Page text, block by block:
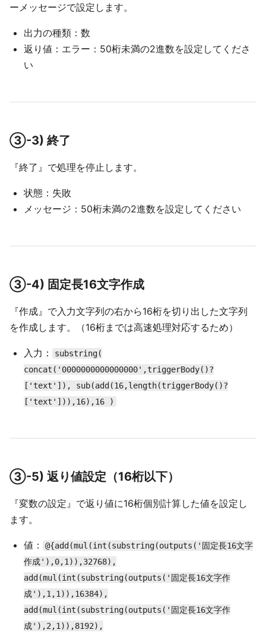
ーメッセージで設定します。
出力の種類：数
返り値：エラー：50桁未満の2進数を設定してくださ
い
③-3) 終了
『終了』で処理を停止します。
状態：失敗
メッセージ：50桁未満の2進数を設定してください
③-4) 固定長16文字作成
『作成』で入力文字列の右から16桁を切り出した文字列
を作成します。（16桁までは高速処理対応するため）
入力：
substring(
concat('0000000000000000',triggerBody()?
['text']), sub(add(16,length(triggerBody()?
['text'])),16),16 )
③-5) 返り値設定（16桁以下）
『変数の設定』で返り値に16桁個別計算した値を設定し
ます。
値：
@{add(mul(int(substring(outputs('固定長16文字
作成'),0,1)),32768),
add(mul(int(substring(outputs('固定長16文字作
成'),1,1)),16384),
add(mul(int(substring(outputs('固定長16文字作
成'),2,1)),8192),